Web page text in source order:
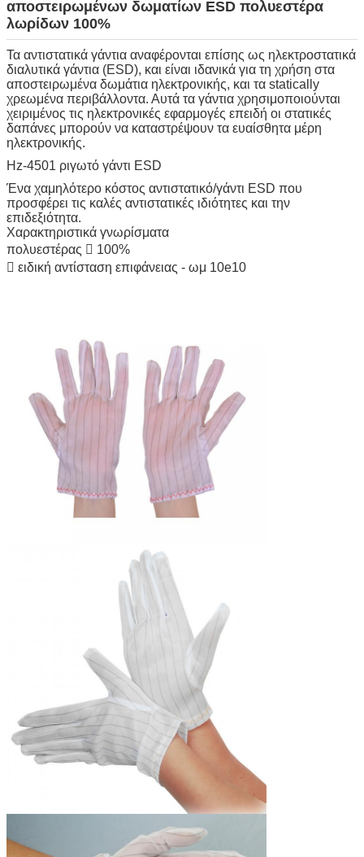
αποστειρωμένων δωματίων ESD πολυεστέρα
λωρίδων 100%
Τα αντιστατικά γάντια αναφέρονται επίσης ως ηλεκτροστατικά
διαλυτικά γάντια (ESD), και είναι ιδανικά για τη χρήση στα
αποστειρωμένα δωμάτια ηλεκτρονικής, και τα statically
χρεωμένα περιβάλλοντα. Αυτά τα γάντια χρησιμοποιούνται
χειριμένος τις ηλεκτρονικές εφαρμογές επειδή οι στατικές
δαπάνες μπορούν να καταστρέψουν τα ευαίσθητα μέρη
ηλεκτρονικής.
Hz-4501 ριγωτό γάντι ESD
Ένα χαμηλότερο κόστος αντιστατικό/γάντι ESD που
προσφέρει τις καλές αντιστατικές ιδιότητες και την
επιδεξιότητα.
Χαρακτηριστικά γνωρίσματα
πολυεστέρας  100%
 ειδική αντίσταση επιφάνειας - ωμ 10e10